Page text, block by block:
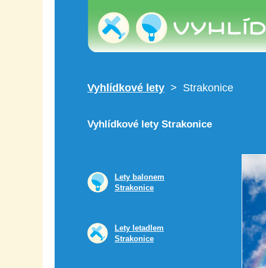
Vyhlídkové lety > Strakonice
Vyhlídkové lety Strakonice
Lety balonem
Strakonice
Lety letadlem
Strakonice